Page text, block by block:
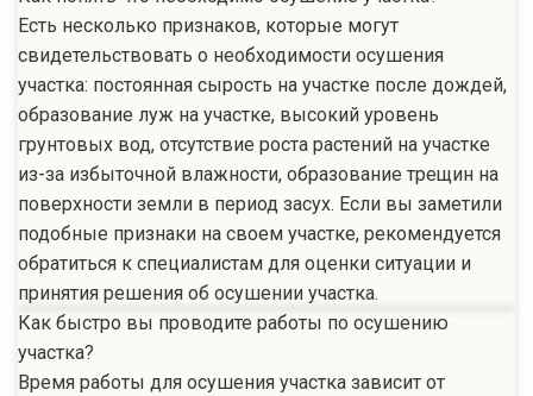
Есть несколько признаков, которые могут
свидетельствовать о необходимости осушения
участка: постоянная сырость на участке после дождей,
образование луж на участке, высокий уровень
грунтовых вод, отсутствие роста растений на участке
из-за избыточной влажности, образование трещин на
поверхности земли в период засух. Если вы заметили
подобные признаки на своем участке, рекомендуется
обратиться к специалистам для оценки ситуации и
принятия решения об осушении участка.
Как быстро вы проводите работы по осушению
участка?
Время работы для осушения участка зависит от